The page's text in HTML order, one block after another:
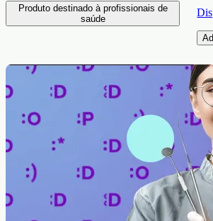
Produto destinado à profissionais de
saúde